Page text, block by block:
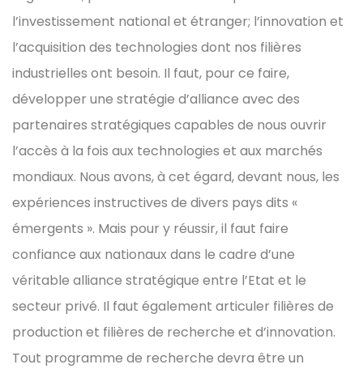
l’investissement national et étranger; l’innovation et
l’acquisition des technologies dont nos filières
industrielles ont besoin. Il faut, pour ce faire,
développer une stratégie d’alliance avec des
partenaires stratégiques capables de nous ouvrir
l’accès à la fois aux technologies et aux marchés
mondiaux. Nous avons, à cet égard, devant nous, les
expériences instructives de divers pays dits «
émergents ». Mais pour y réussir, il faut faire
confiance aux nationaux dans le cadre d’une
véritable alliance stratégique entre l’Etat et le
secteur privé. Il faut également articuler filières de
production et filières de recherche et d’innovation.
Tout programme de recherche devra être un